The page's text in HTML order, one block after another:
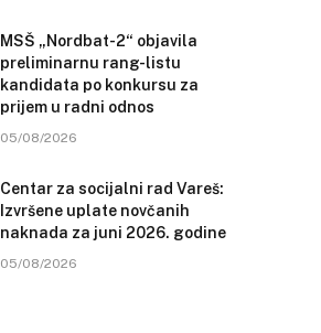
MSŠ „Nordbat-2“ objavila
preliminarnu rang-listu
kandidata po konkursu za
prijem u radni odnos
05/08/2026
Centar za socijalni rad Vareš:
Izvršene uplate novčanih
naknada za juni 2026. godine
05/08/2026